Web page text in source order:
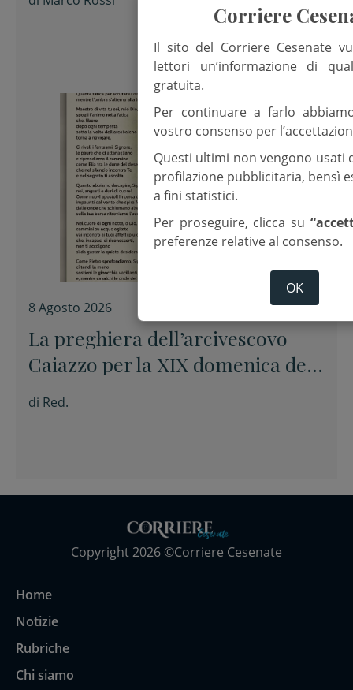
8 Agosto 2026
La preghiera dell’arcivescovo
Caiazzo per la XIX domenica del
Tempo ordinario
di Red.
Copyright 2026 ©Corriere Cesenate
Home
Notizie
Rubriche
Chi siamo
Corriere
Il sito del Corriere Cesenate
lettori un’informazione di
gratuita.
Per continuare a farlo
vostro consenso per
Questi ultimi non vengono usati
profilazione pubblicitaria, bensì
a fini statistici.
Per proseguire, clicca su
preferenze relative al consenso.
OK